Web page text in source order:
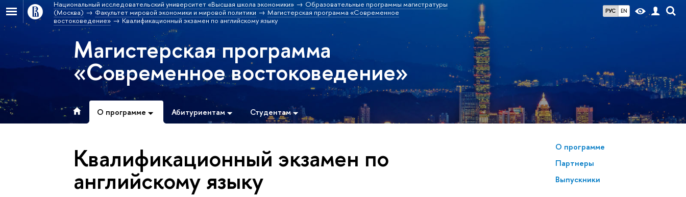
РУС EN
Национальный исследовательский университет «Высшая школа экономики»
Образовательные программы магистратуры
(Москва)
Факультет мировой экономики и мировой политики
Магистерская программа «Современное
востоковедение»
Квалификационный экзамен по английскому языку
Магистерская программа
«Современное востоковедение»
О программе Абитуриентам Студентам
О программе
Партнеры
Выпускники
Квалификационный экзамен по
английскому языку